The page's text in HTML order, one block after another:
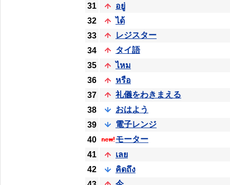
31
อยู่
32
ได้
33
レジスター
34
タイ語
35
ไหม
36
หรือ
37
礼儀をわきまえる
38
おはよう
39
電子レンジ
40
モーター
41
เลย
42
คิดถึง